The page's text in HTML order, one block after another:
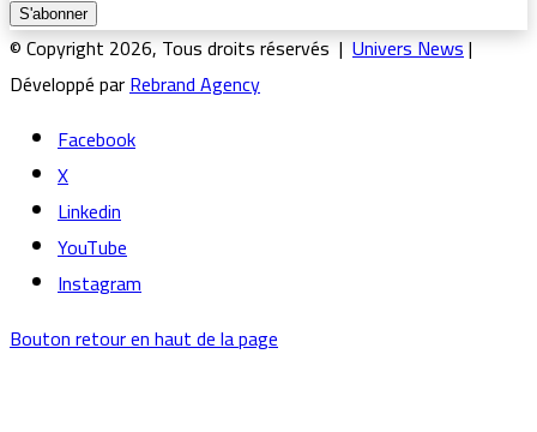
© Copyright 2026, Tous droits réservés |Univers News|
Développé parRebrand Agency
Facebook
X
Linkedin
YouTube
Instagram
Bouton retour en haut de la page